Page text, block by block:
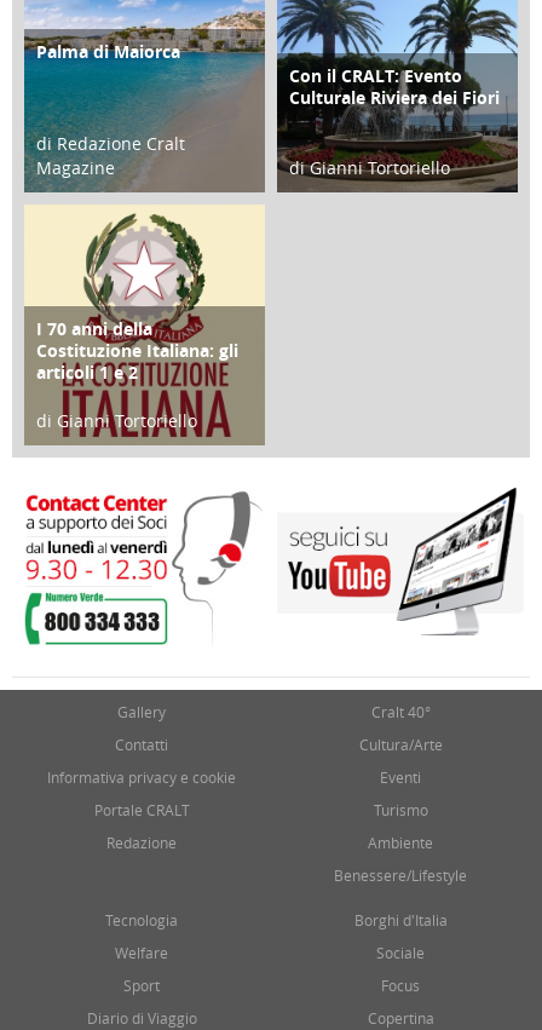
ATTIVITÀ
Palma di Maiorca
di Redazione Cralt
Magazine
25 Giugno 2016
ATTIVITÀ
Con il CRALT: Evento
Culturale Riviera dei Fiori
di Gianni Tortoriello
FOCUS
I 70 anni della
Costituzione Italiana: gli
articoli 1 e 2
di Gianni Tortoriello
17 Marzo 2018
Gallery
Contatti
Informativa privacy e cookie
Portale CRALT
Redazione
Cralt 40°
Cultura/Arte
Eventi
Turismo
Ambiente
Benessere/Lifestyle
Tecnologia
Welfare
Sport
Diario di Viaggio
Borghi d'Italia
Sociale
Focus
Copertina